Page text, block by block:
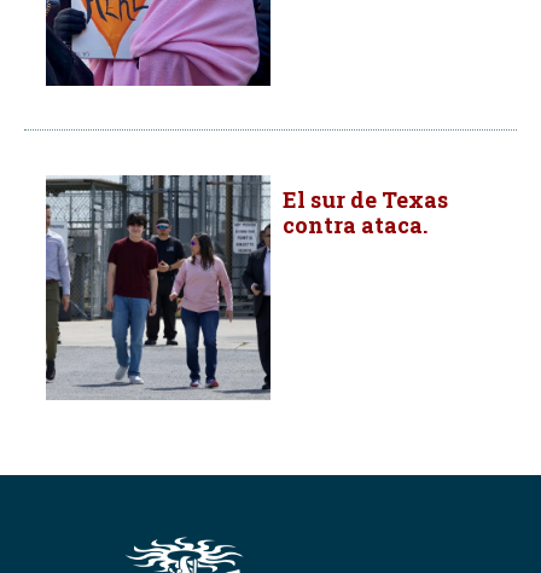
El sur de Texas
contra ataca.